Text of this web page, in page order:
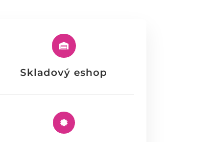

Skladový eshop
